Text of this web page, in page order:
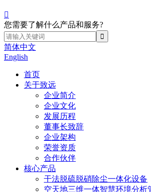

您需要了解什么产品和服务?
简体中文
English
首页
关于致远
企业简介
企业文化
发展历程
董事长致辞
企业架构
荣誉资质
合作伙伴
核心产品
干法脱硫脱硝除尘一体化设备
空天地三维一体智慧环境分析